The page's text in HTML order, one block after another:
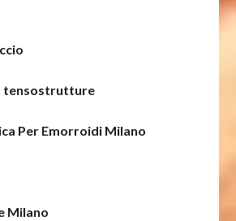
tensostrutture
Per Emorroidi Milano
Milano